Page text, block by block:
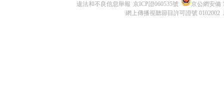
違法和不良信息舉報 京ICP證060535號
京公網安備
網上傳播視聽節目許可證號 0102002